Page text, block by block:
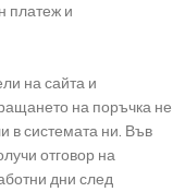
платеж и
на сайта и
на поръчка не
в системата ни. Във
отговор на
дни след